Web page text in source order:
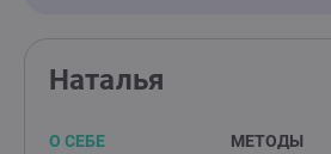
Наталья
О СЕБЕ МЕТОДЫ